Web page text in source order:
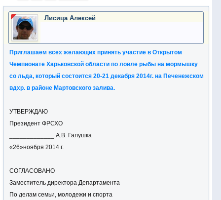
Лисица Алексей
Приглашаем всех желающих принять участие в Открытом
Чемпионате Харьковской области по ловле рыбы на мормышку
со льда, который состоится 20-21 декабря 2014г. на Печенежском
вдхр. в районе Мартовского залива.
УТВЕРЖДАЮ
Президент ФРСХО
_____________ А.В. Галушка
«26»ноября 2014 г.
СОГЛАСОВАНО
Заместитель директора Департамента
По делам семьи, молодежи и спорта